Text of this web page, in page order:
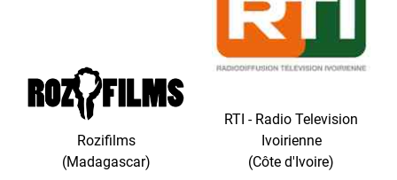
Rozifilms
(Madagascar)
RTI - Radio Television
Ivoirienne
(Côte d'Ivoire)